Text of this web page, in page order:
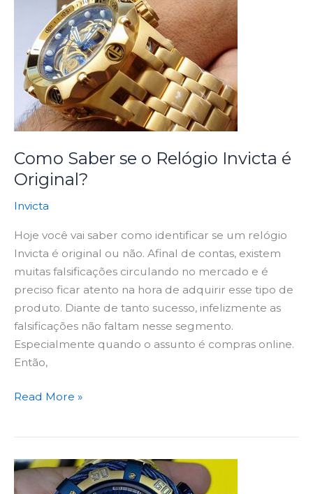
Como Saber se o Relógio Invicta é
Original?
Invicta
Hoje você vai saber como identificar se um relógio
Invicta é original ou não. Afinal de contas, existem
muitas falsificações circulando no mercado e é
preciso ficar atento na hora de adquirir esse tipo de
produto. Diante de tanto sucesso, infelizmente as
falsificações não faltam nesse segmento.
Especialmente quando o assunto é compras online.
Então,
Relógio
Invicta
Original?
Read More »
Relógio
Invicta